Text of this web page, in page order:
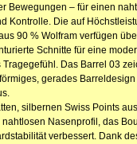
Bewegungen – für einen
Kontrolle. Die auf
90 % Wolfram verfügen
Schnitte für eine
Das Barrel 03
gerades
silbernen Swiss Points
Nasenprofil, das
verbessert. Dank